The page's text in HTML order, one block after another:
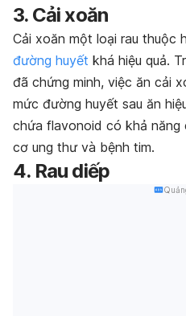
3. Cải xoăn
Cải xoăn một loại rau thuộc
đường huyết khá hiệu quả.
đã chứng minh, việc ăn cải
mức đường huyết sau ăn
chứa flavonoid có khả năng
cơ ung thư và bệnh tim.
4. Rau diếp